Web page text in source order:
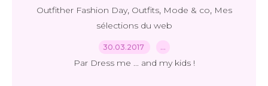
Outfither Fashion Day, Outfits, Mode & co, Mes
sélections du web
30.03.2017 …
Par Dress me ... and my kids !